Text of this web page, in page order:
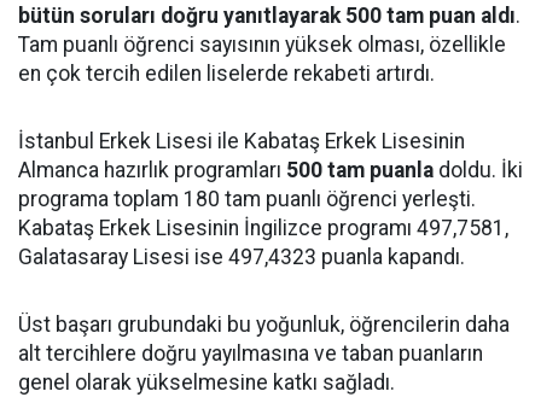
bütün soruları doğru yanıtlayarak 500 tam puan aldı.
Tam puanlı öğrenci sayısının yüksek olması, özellikle
en çok tercih edilen liselerde rekabeti artırdı.
İstanbul Erkek Lisesi ile Kabataş Erkek Lisesinin
Almanca hazırlık programları 500 tam puanla doldu. İki
programa toplam 180 tam puanlı öğrenci yerleşti.
Kabataş Erkek Lisesinin İngilizce programı 497,7581,
Galatasaray Lisesi ise 497,4323 puanla kapandı.
Üst başarı grubundaki bu yoğunluk, öğrencilerin daha
alt tercihlere doğru yayılmasına ve taban puanların
genel olarak yükselmesine katkı sağladı.